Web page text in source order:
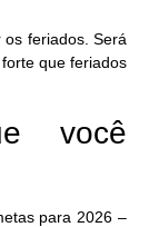
feriados. Será
que feriados
você
para 2026 –